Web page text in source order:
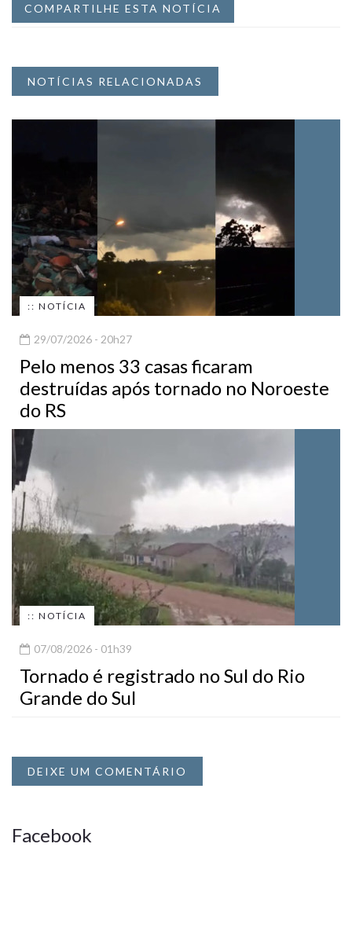
COMPARTILHE ESTA NOTÍCIA
NOTÍCIAS RELACIONADAS
:: NOTÍCIA
29/07/2026 - 20h27
Pelo menos 33 casas ficaram
destruídas após tornado no Noroeste
do RS
:: NOTÍCIA
07/08/2026 - 01h39
Tornado é registrado no Sul do Rio
Grande do Sul
DEIXE UM COMENTÁRIO
Facebook